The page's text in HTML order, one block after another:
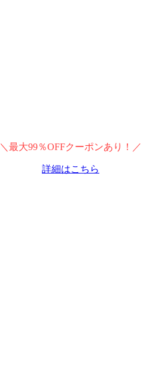
＼最大99％OFFクーポンあり！／
詳細はこちら